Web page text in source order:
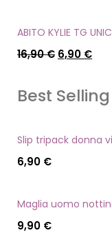
ABITO KYLIE TG
16,90€ 6,90 €
Best
6,90 €
9,90 €